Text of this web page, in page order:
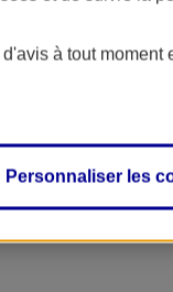
à tout moment
Personnaliser les